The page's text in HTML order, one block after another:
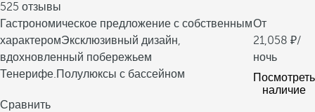
525 отзывы
Гастрономическое предложение с собственным
характеромЭксклюзивный дизайн,
вдохновленный побережьем
Тенерифе.Полулюксы с бассейном
От
21,058
/
ночь
Посмотреть
наличие
Сравнить